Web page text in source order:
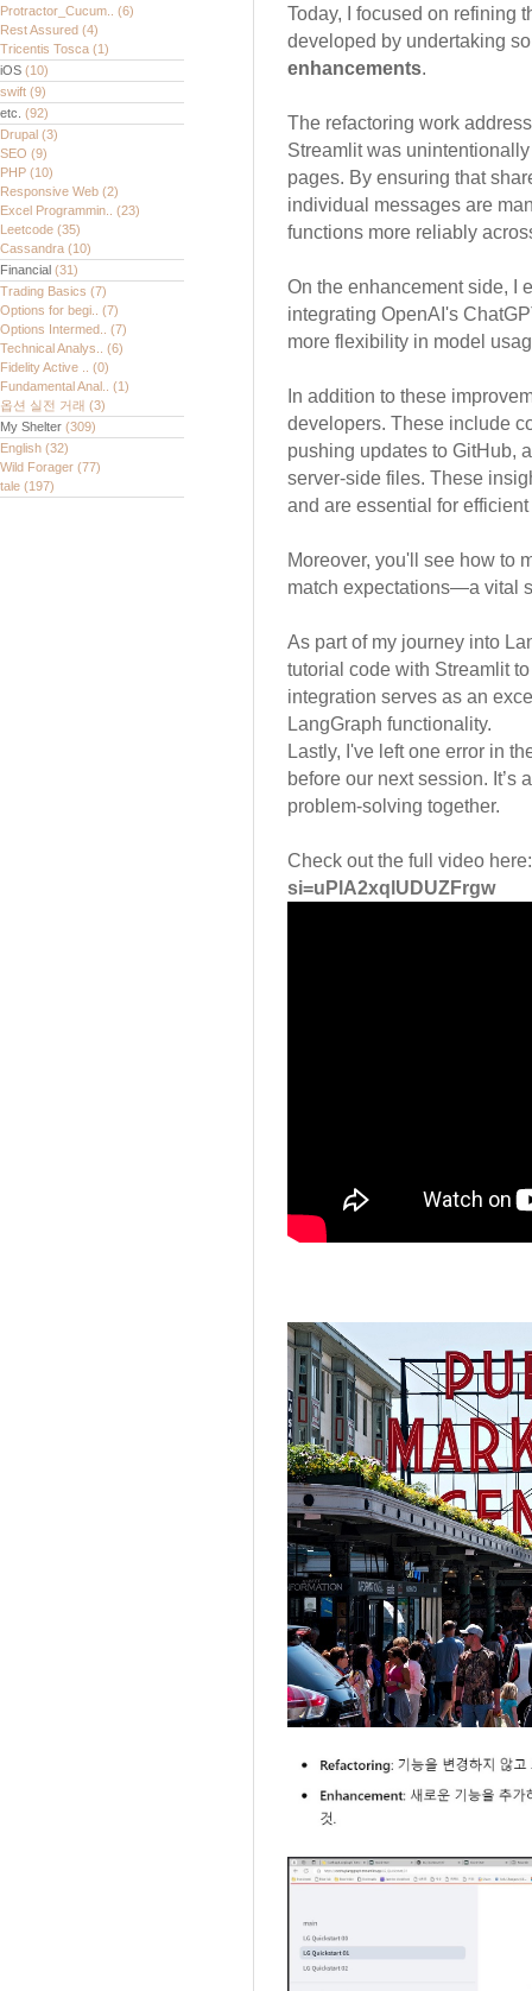
Protractor_Cucum.. (6)
Rest Assured (4)
Tricentis Tosca (1)
iOS (10)
swift (9)
etc. (92)
Drupal (3)
SEO (9)
PHP (10)
Responsive Web (2)
Excel Programmin.. (23)
Leetcode (35)
Cassandra (10)
Financial (31)
Trading Basics (7)
Options for begi.. (7)
Options Intermed.. (7)
Technical Analys.. (6)
Fidelity Active .. (0)
Fundamental Anal.. (1)
옵션 실전 거래 (3)
My Shelter (309)
English (32)
Wild Forager (77)
tale (197)
Today, I focused on refining
developed by undertaking
enhancements.
The refactoring work
Streamlit was
pages. By ensuring that
individual messages are
functions more reliably
On the enhancement side, I
integrating OpenAI's
more flexibility in model
In addition to these
developers. These include
pushing updates to GitHub,
server-side files. These
and are essential for
Moreover, you'll see how to
match expectations—a vital
As part of my journey into
tutorial code with Streamlit
integration serves as an
LangGraph functionality.
Lastly, I've left one error in
before our next session. It’s
problem-solving together.
Check out the full video
si=uPlA2xqlUDUZFrgw